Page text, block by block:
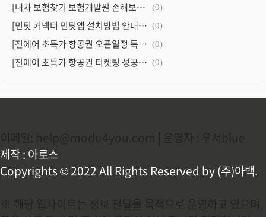
[내차 보험찾기 보험개발원 손해보험협회 종합포털 안내] (0)
[민팃 커넥터 민팃앱 설치방법 안내최종] (0)
[진에어 초특가 항공권 오픈일정 특가안내 페이지] (0)
[진에어 초특가 항공권 티켓팅 성공 노하우 꿀팁안내] (0)
제작 : 아로스
Copyrights © 2022 All Rights Reserved by (주)아백.